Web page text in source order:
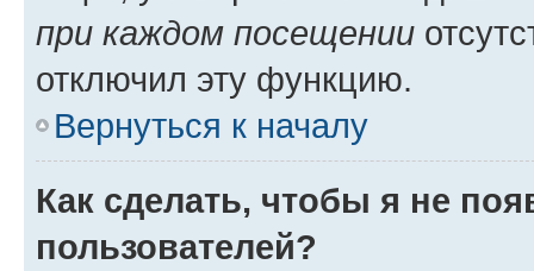
при каждом посещении
отключил эту функцию.
Вернуться к началу
Как сделать, чтобы я не
пользователей?